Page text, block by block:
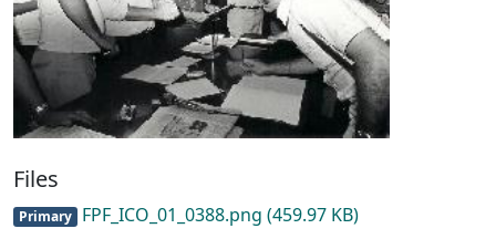
Files
Primary FPF_ICO_01_0388.png (459.97 KB)